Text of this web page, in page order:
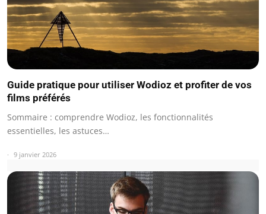
Guide pratique pour utiliser Wodioz et profiter de vos
films préférés
Sommaire : comprendre Wodioz, les fonctionnalités
essentielles, les astuces…
9 janvier 2026